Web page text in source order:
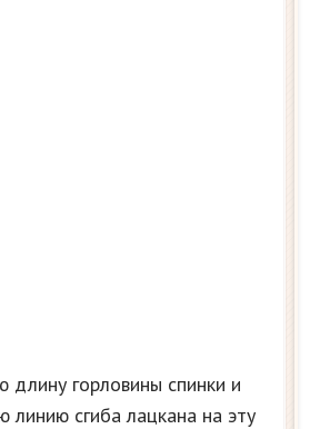
длину горловины спинки и
линию сгиба лацкана на эту